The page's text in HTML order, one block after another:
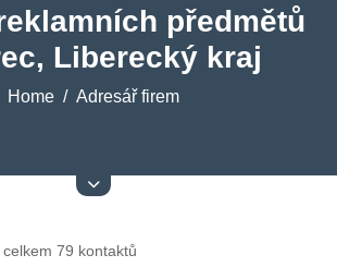
předmětů
Liberecký kraj
Home Adresář firem
celkem 79 kontaktů